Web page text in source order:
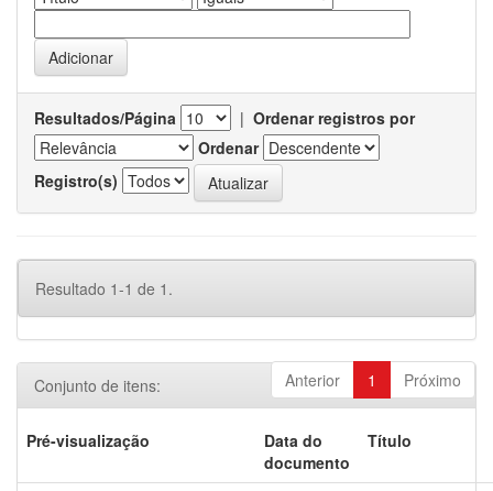
Resultados/Página | Ordenar registros por
Ordenar
Registro(s)
Resultado 1-1 de 1.
Anterior 1 Próximo
Conjunto de itens:
Pré-visualização
Data do
documento
Título